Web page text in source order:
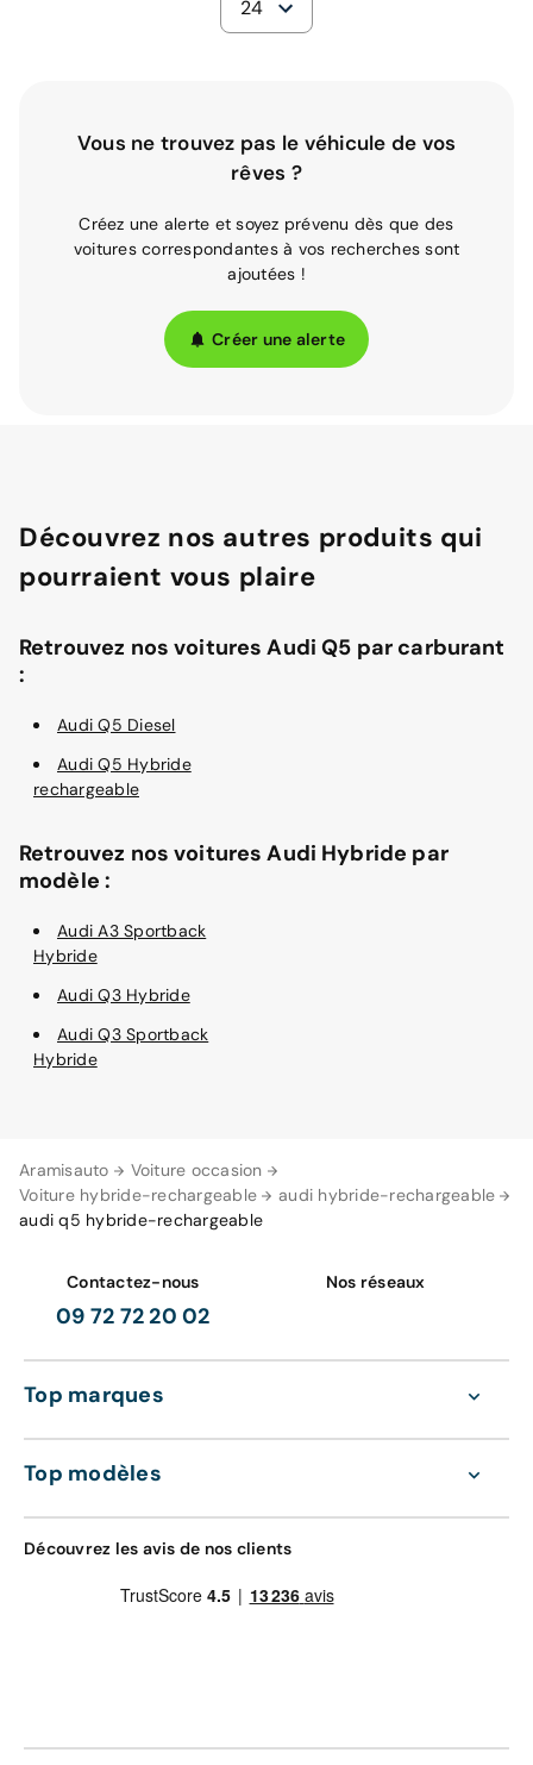
Aramisauto
Voiture occasion
Voiture hybride-rechargeable
audi hybride-rechargeable
audi q5 hybride-rechargeable
24
Vous ne trouvez pas le véhicule de vos
rêves ?
Créez une alerte et soyez prévenu dès que des
voitures correspondantes à vos recherches sont
ajoutées !
Créer une alerte
Découvrez nos autres produits qui
pourraient vous plaire
Retrouvez nos voitures Audi Q5 par carburant
:
Audi Q5 Diesel
Audi Q5 Hybride
rechargeable
Retrouvez nos voitures Audi Hybride par
modèle :
Audi A3 Sportback
Hybride
Audi Q3 Hybride
Audi Q3 Sportback
Hybride
Contactez-nous
09 72 72 20 02
Nos réseaux
Top marques
Top modèles
Découvrez les avis de nos clients